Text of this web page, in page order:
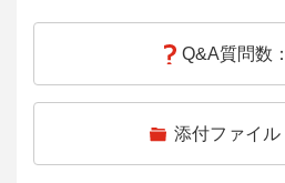
Q&A質問数：
添付ファイル